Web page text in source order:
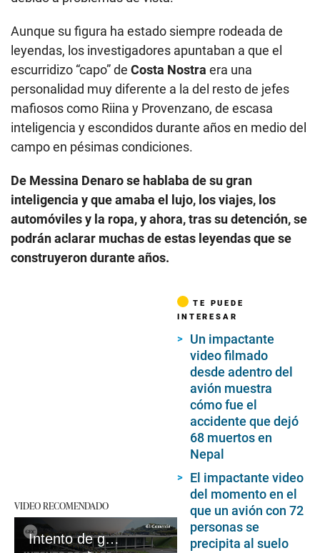
Aunque su figura ha estado siempre rodeada de
leyendas, los investigadores apuntaban a que el
escurridizo “capo” de Costa Nostra era una
personalidad muy diferente a la del resto de jefes
mafiosos como Riina y Provenzano, de escasa
inteligencia y escondidos durante años en medio del
campo en pésimas condiciones.
De Messina Denaro se hablaba de su gran
inteligencia y que amaba el lujo, los viajes, los
automóviles y la ropa, y ahora, tras su detención, se
podrán aclarar muchas de estas leyendas que se
construyeron durante años.
VIDEO RECOMENDADO
Intento de golpe de Estado en Brasil: lo que se sabe del asalto a las instituciones por parte de simpatizantes de Bolsonaro
TE PUEDE
INTERESAR
Un impactante
video filmado
desde adentro del
avión muestra
cómo fue el
accidente que dejó
68 muertos en
Nepal
El impactante video
del momento en el
que un avión con 72
personas se
precipita al suelo